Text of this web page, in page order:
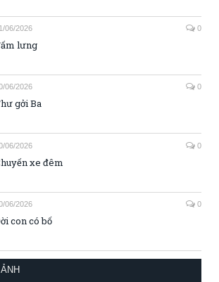
06/2026 0
lưng
06/2026 0
gởi Ba
06/2026 0
xe đêm
06/2026 0
con có bố